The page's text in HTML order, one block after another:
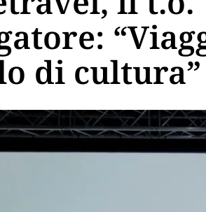
di cultura”